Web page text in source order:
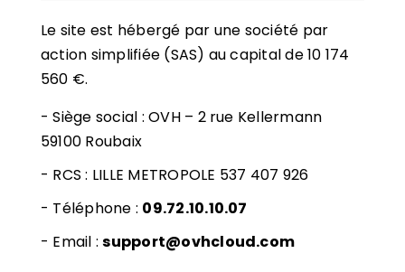
Le site est hébergé par une société par
action simplifiée (SAS) au capital de 10 174
560 €.
-Siège social : OVH – 2 rue Kellermann
59100 Roubaix
- RCS : LILLE METROPOLE 537 407 926
- Téléphone : 09.72.10.10.07
- Email :support@ovhcloud.com